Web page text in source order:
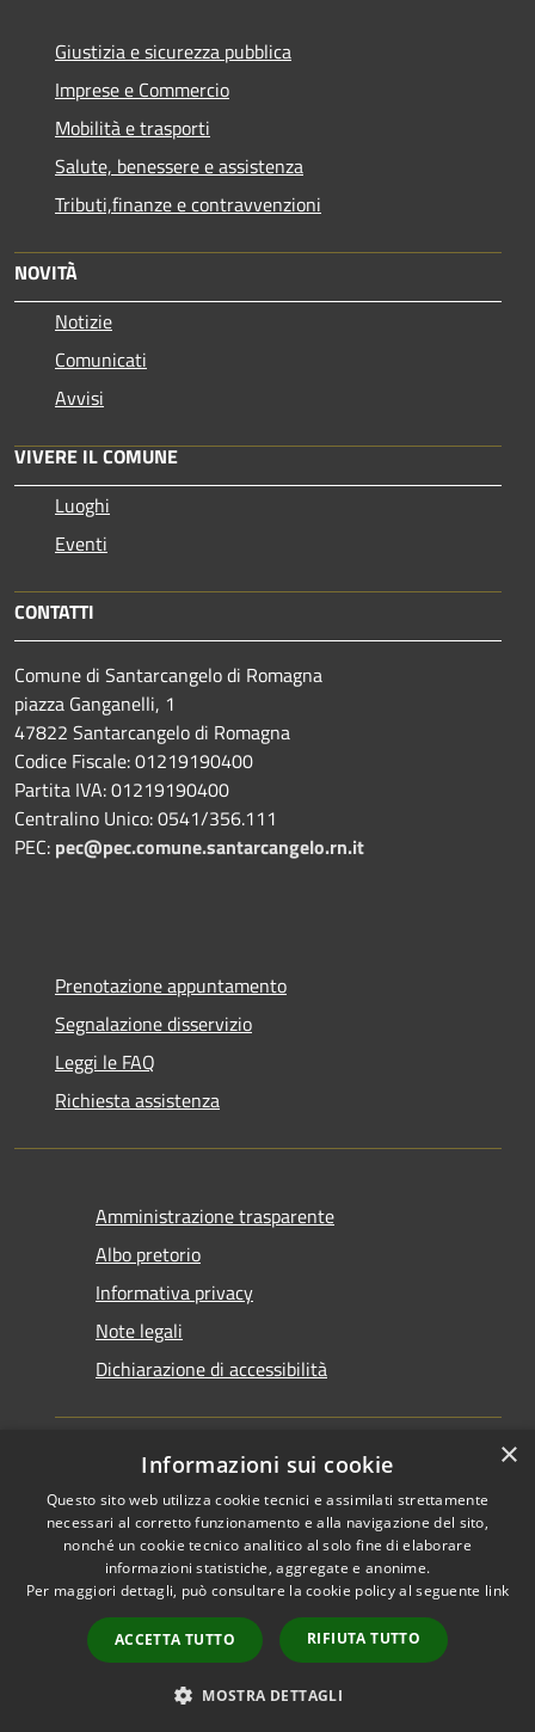
Giustizia e sicurezza pubblica
Imprese e Commercio
Mobilità e trasporti
Salute, benessere e assistenza
Tributi,finanze e contravvenzioni
NOVITÀ
Notizie
Comunicati
Avvisi
VIVERE IL COMUNE
Luoghi
Eventi
CONTATTI
Comune di Santarcangelo di Romagna
piazza Ganganelli, 1
47822 Santarcangelo di Romagna
Codice Fiscale: 01219190400
Partita IVA: 01219190400
Centralino Unico: 0541/356.111
PEC: pec@pec.comune.santarcangelo.rn.it
Prenotazione appuntamento
Segnalazione disservizio
Leggi le FAQ
Richiesta assistenza
Amministrazione trasparente
Albo pretorio
Informativa privacy
Note legali
Dichiarazione di accessibilità
RSS
Accessibilità
Cookie
Mappa del sito
Piano di miglioramento
Copyright © 2026 • Comune di
Santarcangelo di Romagna •
Powered byMunicipium
Accesso redazione
×
Informazioni sui cookie
Questo sito web utilizza cookie tecnici e assimilati strettamente
necessari al corretto funzionamento e alla navigazione del sito,
nonché un cookie tecnico analitico al solo fine di elaborare
informazioni statistiche, aggregate e anonime.
Per maggiori dettagli, può consultare la cookie policy al seguente link
ACCETTA TUTTO RIFIUTA TUTTO
MOSTRA DETTAGLI